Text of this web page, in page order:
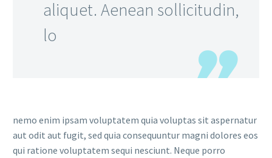
aliquet. Aenean sollicitudin,
lo
nemo enim ipsam voluptatem quia voluptas sit aspernatur
aut odit aut fugit, sed quia consequuntur magni dolores eos
qui ratione voluptatem sequi nesciunt. Neque porro